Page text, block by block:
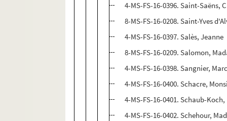
4-MS-FS-16-0396. Saint-Saëns,
8-MS-FS-16-0208. Saint-Yves
4-MS-FS-16-0397. Salès, Jeanne
8-MS-FS-16-0209. Salomon,
4-MS-FS-16-0398. Sangnier,
4-MS-FS-16-0400. Schacre,
4-MS-FS-16-0401. Schaub-
4-MS-FS-16-0402. Schehour,